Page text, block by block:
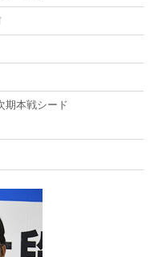
期本戦シード